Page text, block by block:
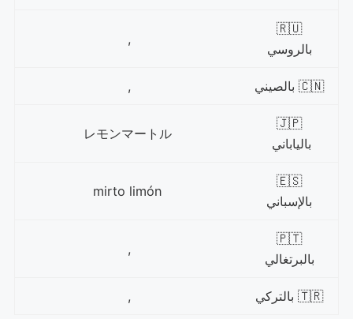
🇷🇺
بالروسي
,
🇨🇳 بالصيني ,
🇯🇵
بالياباني
🇪🇸
بالإسباني
🇵🇹
بالبرتغالي
,
🇹🇷 بالتركي ,